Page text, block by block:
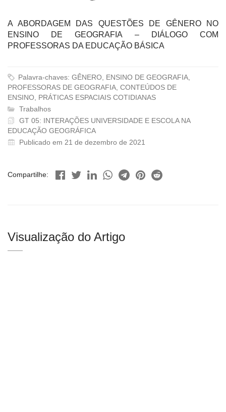
A ABORDAGEM DAS QUESTÕES DE GÊNERO NO
ENSINO DE GEOGRAFIA – DIÁLOGO COM
PROFESSORAS DA EDUCAÇÃO BÁSICA
Palavra-chaves: GÊNERO, ENSINO DE GEOGRAFIA,
PROFESSORAS DE GEOGRAFIA, CONTEÚDOS DE
ENSINO, PRÁTICAS ESPACIAIS COTIDIANAS
Trabalhos
GT 05: INTERAÇÕES UNIVERSIDADE E ESCOLA NA
EDUCAÇÃO GEOGRÁFICA
Publicado em 21 de dezembro de 2021
Compartilhe:
Visualização do Artigo